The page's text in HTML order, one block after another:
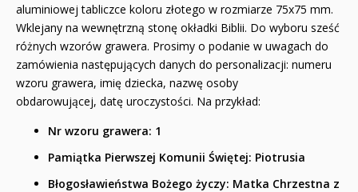
aluminiowej tabliczce koloru złotego w rozmiarze 75x75 mm.
Wklejany na wewnętrzną stonę okładki Biblii. Do wyboru sześć
różnych wzorów grawera. Prosimy o podanie w uwagach do
zamówienia następujących danych do personalizacji: numeru
wzoru grawera, imię dziecka, nazwę osoby
obdarowującej, datę uroczystości. Na przykład:
Nr wzoru grawera: 1
Pamiątka Pierwszej Komunii Świętej: Piotrusia
Błogosławieństwa Bożego życzy: Matka Chrzestna z